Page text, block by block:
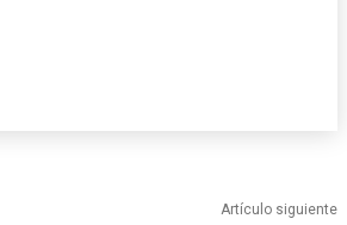
Artículo siguiente